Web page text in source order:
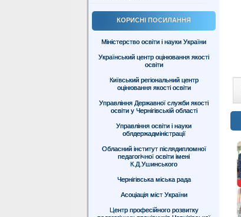
КОРИСНІ ПОСИЛАННЯ
Міністерство освіти і науки України
Український центр оцінювання якості
освіти
Київський регіональний центр
оцінювання якості освіти
Управління Державної служби якості
освіти у Чернігівській області
Управління освіти і науки
облдержадміністрації
Обласний інститут післядипломної
педагогічної освіти імені
К.Д.Ушинського
Чернігівська міська рада
Асоціація міст України
Центр професійного розвитку